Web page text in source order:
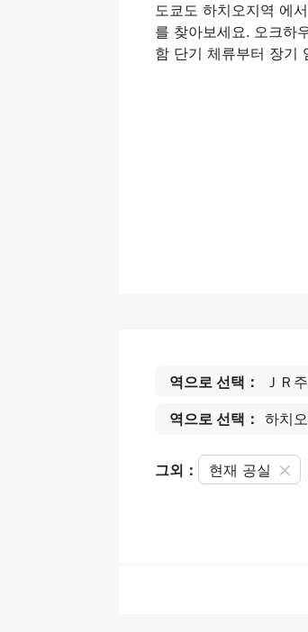
도쿄도 하치오지역 에
를 찾아보세요. 오크하
함 단기 체류부터 장기
역으로 선택： ＪＲ
역으로 선택： 하치
그외： 현재 공실